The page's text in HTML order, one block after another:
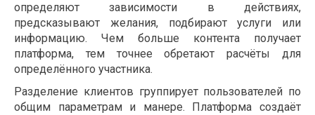
определяют зависимости в действиях,
предсказывают желания, подбирают услуги или
информацию. Чем больше контента получает
платформа, тем точнее обретают расчёты для
определённого участника.
Разделение клиентов группирует пользователей по
общим параметрам и манере. Платформа создаёт